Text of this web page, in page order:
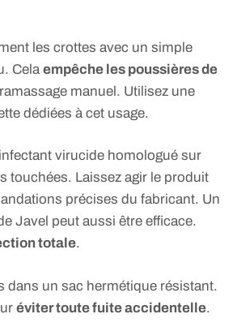
les crottes avec un simple
Cela empêche les poussières de
manuel. Utilisez une
dédiées à cet usage.
virucide homologué sur
touchées. Laissez agir le produit
précises du fabricant. Un
Javel peut aussi être efficace.
totale.
dans un sac hermétique résistant.
éviter toute fuite accidentelle.